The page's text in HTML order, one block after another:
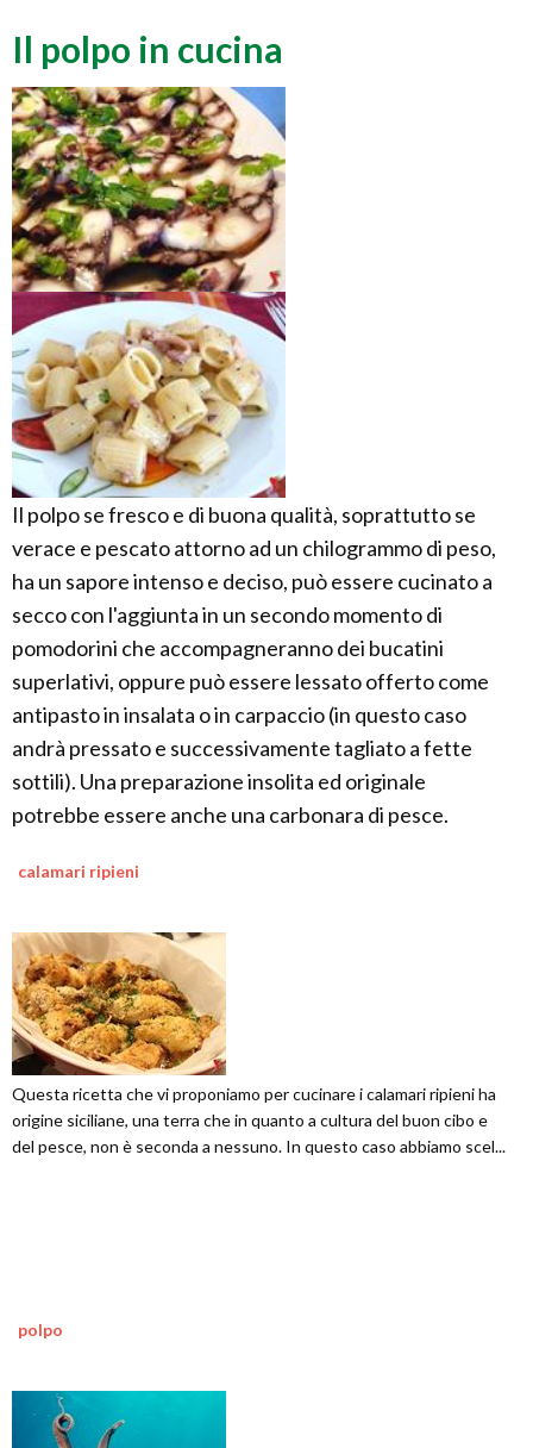
Il polpo in cucina
Il polpo se fresco e di buona qualità, soprattutto se
verace e pescato attorno ad un chilogrammo di peso,
ha un sapore intenso e deciso, può essere cucinato a
secco con l'aggiunta in un secondo momento di
pomodorini che accompagneranno dei bucatini
superlativi, oppure può essere lessato offerto come
antipasto in insalata o in carpaccio (in questo caso
andrà pressato e successivamente tagliato a fette
sottili). Una preparazione insolita ed originale
potrebbe essere anche una carbonara di pesce.
calamari ripieni
Questa ricetta che vi proponiamo per cucinare i calamari ripieni ha
origine siciliane, una terra che in quanto a cultura del buon cibo e
del pesce, non è seconda a nessuno. In questo caso abbiamo scel...
polpo